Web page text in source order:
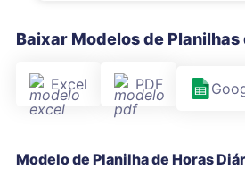
Baixar Modelos de Planilhas
Excel PDF
Modelo de Planilha de Horas